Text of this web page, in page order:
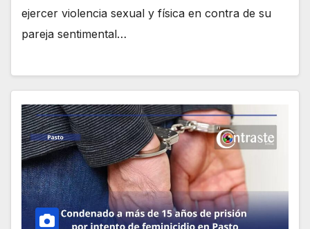
ejercer violencia sexual y física en contra de su
pareja sentimental…